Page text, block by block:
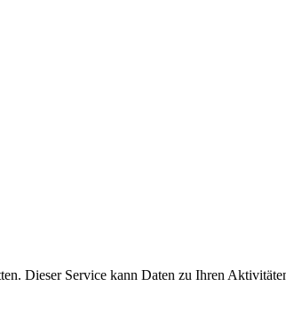
Dieser Service kann Daten zu Ihren